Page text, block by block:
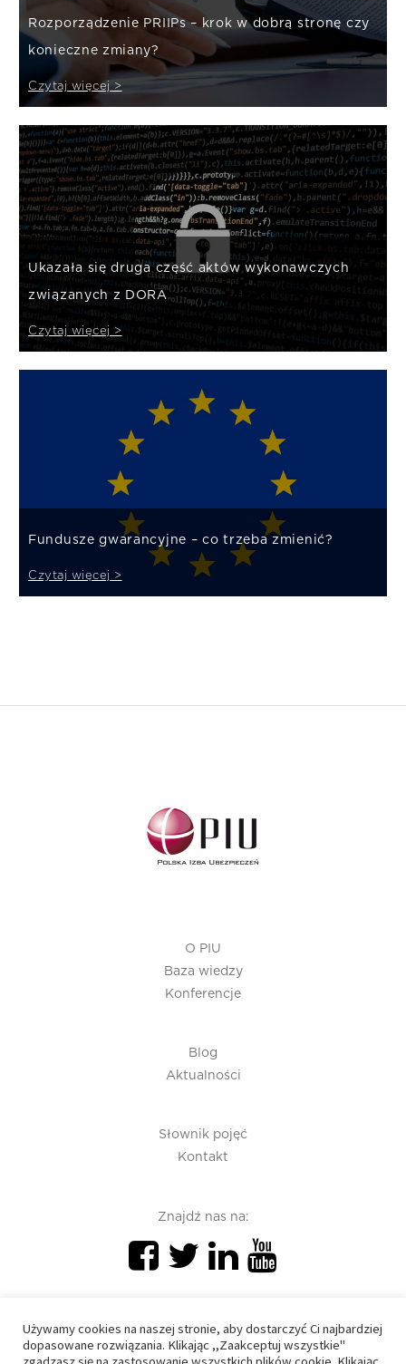
Rozporządzenie PRIIPs – krok w dobrą stronę czy
konieczne zmiany?
Czytaj więcej >
Ukazała się druga część aktów wykonawczych
związanych z DORA
Czytaj więcej >
Fundusze gwarancyjne – co trzeba zmienić?
Czytaj więcej >
O PIU
Baza wiedzy
Konferencje
Blog
Aktualności
Słownik pojęć
Kontakt
Znajdź nas na:
Używamy cookies na naszej stronie, aby dostarczyć Ci najbardziej
dopasowane rozwiązania. Klikając ,,Zaakceptuj wszystkie"